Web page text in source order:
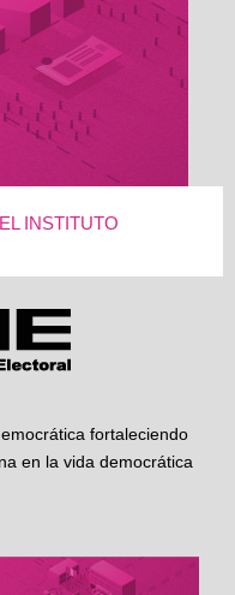
INSTITUTO
fortaleciendo
en la vida democrática